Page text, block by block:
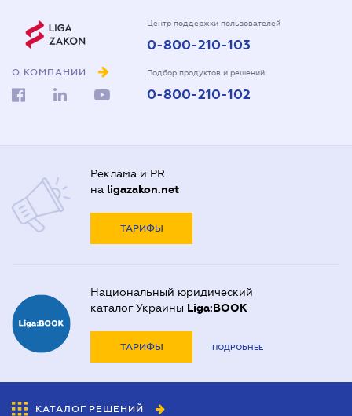
О КОМПАНИИ
Центр поддержки пользователей
0-800-210-103
Подбор продуктов и решений
0-800-210-102
Реклама и PR
на ligazakon.net
ТАРИФЫ
Национальный юридический
каталог Украины Liga:BOOK
ТАРИФЫ ПОДРОБНЕЕ
КАТАЛОГ РЕШЕНИЙ